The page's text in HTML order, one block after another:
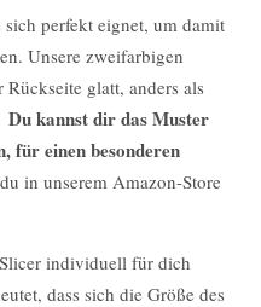
sich perfekt eignet, um damit
Unsere zweifarbigen
glatt, anders als
Du kannst dir das Muster
für einen besonderen
in unserem Amazon-Store
individuell für dich
dass sich die Größe des